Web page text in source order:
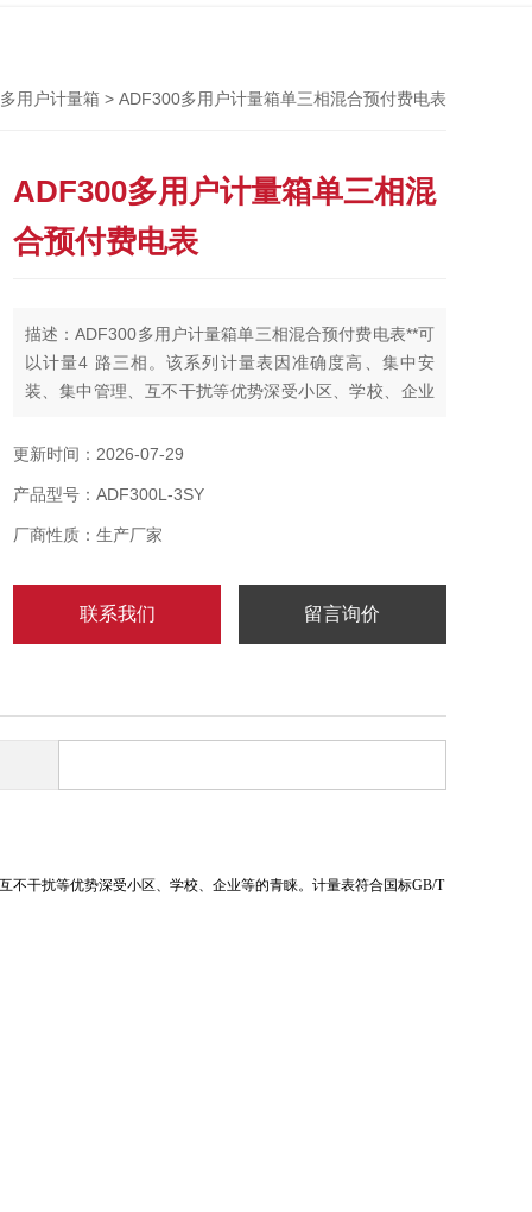
用户计量箱 > ADF300多用户计量箱单三相混合预付费电表
ADF300多用户计量箱单三相混
合预付费电表
描述：ADF300多用户计量箱单三相混合预付费电表**可
以计量4 路三相。该系列计量表因准确度高、集中安
装、集中管理、互不干扰等优势深受小区、学校、企业
更新时间：2026-07-29
产品型号：ADF300L-3SY
厂商性质：生产厂家
联系我们 留言询价
不干扰等优势深受小区、学校、企业等的青睐。计量表符合国标GB/T